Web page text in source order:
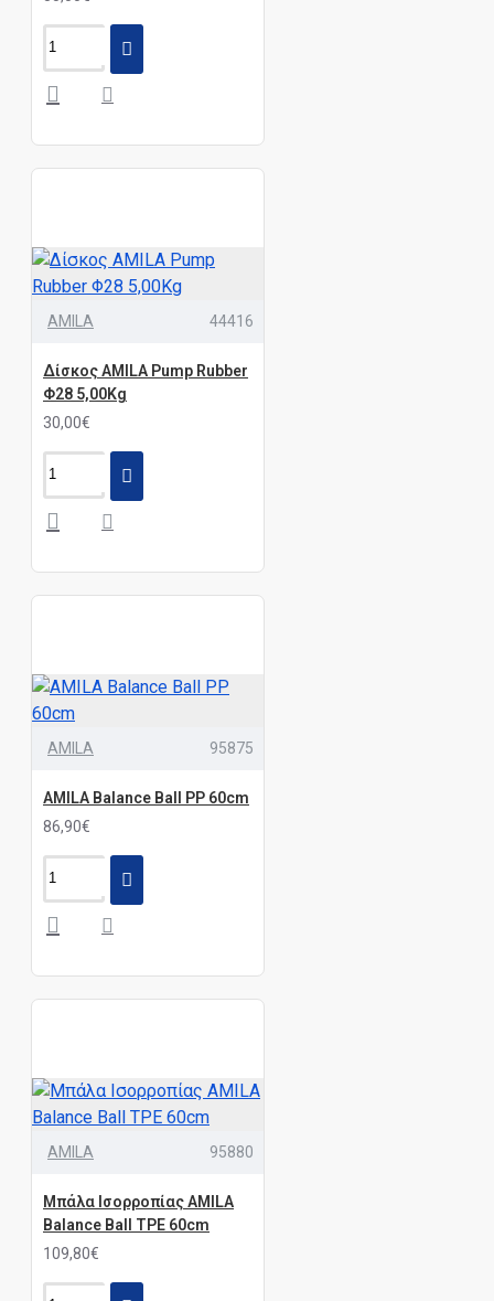
AMILA 44416
Δίσκος AMILA Pump Rubber
Φ28 5,00Kg
30,00€
AMILA 95875
AMILA Balance Ball PP 60cm
86,90€
AMILA 95880
Μπάλα Ισορροπίας AMILA
Balance Ball TPE 60cm
109,80€